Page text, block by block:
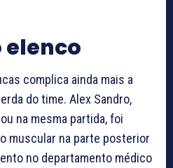
elenco
complica ainda mais a
do time. Alex Sandro,
na mesma partida, foi
muscular na parte posterior
no departamento médico